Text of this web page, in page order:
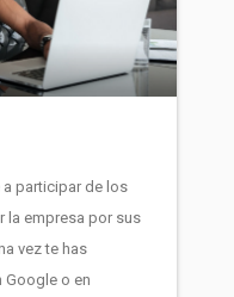
participar de los
la empresa por sus
vez te has
Google o en